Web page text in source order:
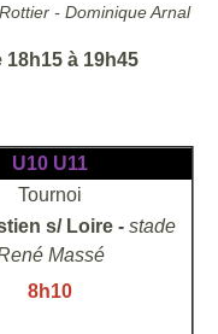
- Dominique Arnal
à 19h45
U10 U11
Tournoi
s/ Loire - stade
Massé
8h10